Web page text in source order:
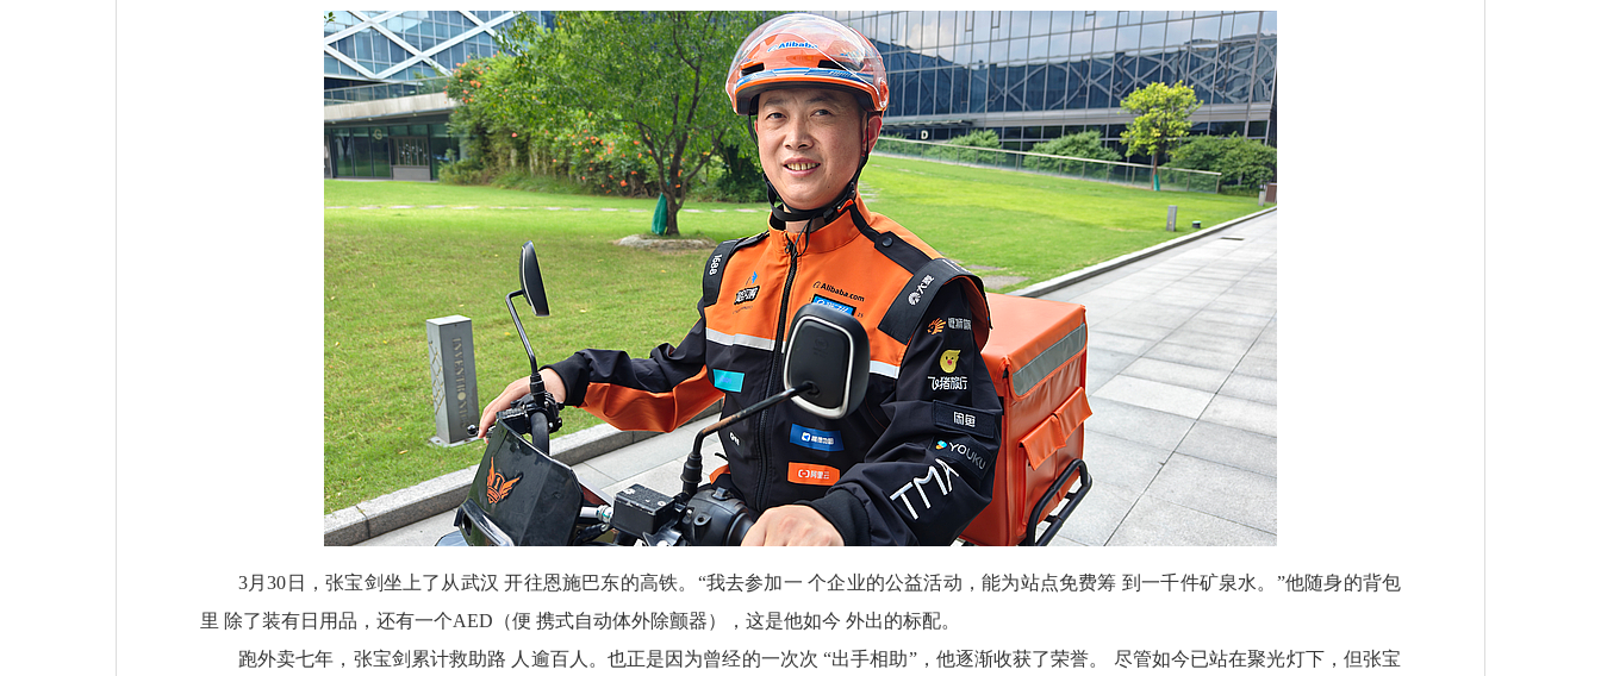
3月30日，张宝剑坐上了从武汉 开往恩施巴东的高铁。“我去参加一 个企业的公益活动，能为站点免费筹 到一千件矿泉水。”他随身的背包
里 除了装有日用品，还有一个AED（便 携式自动体外除颤器），这是他如今 外出的标配。
跑外卖七年，张宝剑累计救助路 人逾百人。也正是因为曾经的一次次 “出手相助”，他逐渐收获了荣誉。 尽管如今已站在聚光灯下，但张宝